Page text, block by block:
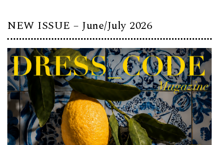
NEW ISSUE – June/July 2026